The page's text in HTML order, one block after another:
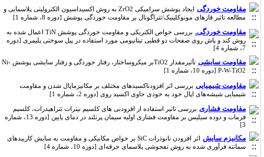
مقاومت خوردگی
ایجاد پوشش سرامیکی ZrO2 به روش اکسیداسیون الکترولیتی پلاسمایی و
مطالعه تاثیر فازهای مونوکلینیک/تتراگونال بر مقاومت خوردگی پوشش [دوره 8، شماره 1]
مقاومت خوردگی.
بررسی خواص الکتریکی و مقاومت خوردگی پوشش TiN اعمال شده به
روش کند و پاش روی صفحات دو قطبی تیتانیومی مورد استفاده در پیل سوختی پلیمری [دوره
مقاومت سایشی
تأثیرمقدار TiO2بر میکروساختار، رفتار خوردگی و رفتار سایشی پوشش Ni-
P-W-TiO2 [دوره 10، شماره 1]
مقاومت شیمیایی بررسی اثر افزودناکسیدهای مختلف بر مکانیزماپال شدن و مقاومت
شیمیایی شیشه‌های اپال خود به خودی حاوی اکسید روی [دوره 2، شماره 1]
مقاومت فشاری بررسی تاثیر استفاده از افزودنی های کلسیم نیترات تتراهیدرات، کلسیم
فرمات و دوده سیلیس بر مقاومت فشاری اولیه سیمان پرتلند در دمای پایین [دوره 13، شماره
مکانیزم سایش
اثر افزودن نانوذرات SiC بر خواص مکانیکی و مقاومت به سایش کاربیدهای
سمانته فرآوری شده به روش تفجوشی پلاسمای جرقه‌ای [دوره 10، شماره 4]